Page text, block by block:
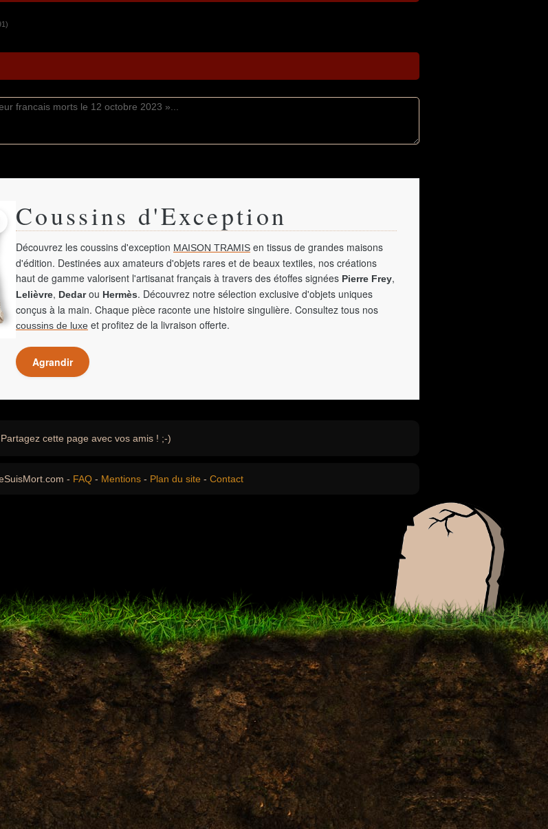
Coussins d'Exception
Découvrez les coussins d'exception MAISON TRAMIS en tissus de grandes maisons
d'édition. Destinées aux amateurs d'objets rares et de beaux textiles, nos créations
haut de gamme valorisent l'artisanat français à travers des étoffes signées Pierre Frey,
Lelièvre, Dedarou Hermès. Découvrez notre sélection exclusive d'objets uniques
conçus à la main. Chaque pièce raconte une histoire singulière. Consultez tous nos
coussins de luxe et profitez de la livraison offerte.
Agrandir
Partagez cette page avec vos amis ! ;-)
- FAQ - Mentions - Plan du site - Contact